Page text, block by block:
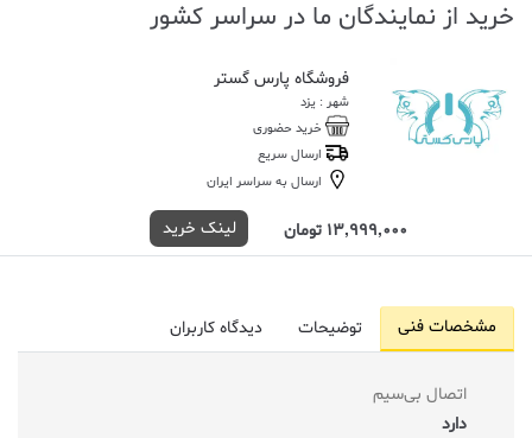
خرید از نمایندگان ما در سراسر کشور
فروشگاه پارس گستر
شهر : یزد
خرید حضوری
ارسال سریع
ارسال به سراسر ایران
13,999,000 تومان لینک خرید
مشخصات فنی توضیحات دیدگاه کاربران
اتصال بی‌سیم
دارد